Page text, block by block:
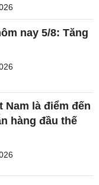
nay 5/8: Tăng
Nam là điểm đến
hàng đầu thế